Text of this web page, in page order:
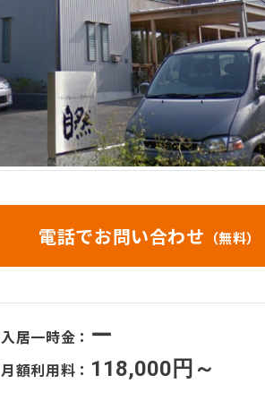
電話でお問い合わせ （無料）
入居一時金： ー
月額利用料： 118,000円～